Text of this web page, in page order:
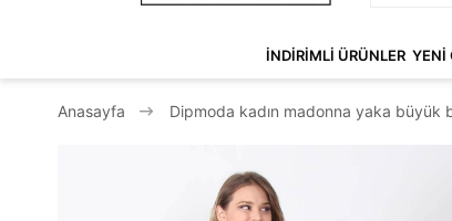
İNDİRİMLİ ÜRÜNLER YENİ
Anasayfa Dipmoda kadın madonna yaka büyük